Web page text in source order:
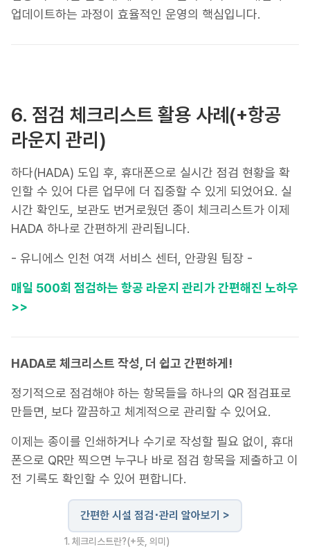
업데이트하는 과정이 효율적인 운영의 핵심입니다.
6. 점검 체크리스트 활용 사례(+항공
라운지 관리)
하다(HADA) 도입 후, 휴대폰으로 실시간 점검 현황을 확
인할 수 있어 다른 업무에 더 집중할 수 있게 되었어요. 실
시간 확인도, 보관도 번거로웠던 종이 체크리스트가 이제
HADA 하나로 간편하게 관리됩니다.
- 유니에스 인천 여객 서비스 센터, 안광원 팀장 -
매일 500회 점검하는 항공 라운지 관리가 간편해진 노하우
>>
HADA로 체크리스트 작성, 더 쉽고 간편하게!
정기적으로 점검해야 하는 항목들을 하나의 QR 점검표로
만들면, 보다 깔끔하고 체계적으로 관리할 수 있어요.
이제는 종이를 인쇄하거나 수기로 작성할 필요 없이, 휴대
폰으로 QR만 찍으면 누구나 바로 점검 항목을 제출하고 이
전 기록도 확인할 수 있어 편합니다.
간편한 시설 점검･관리 알아보기 >
1. 체크리스트란?(+뜻, 의미)